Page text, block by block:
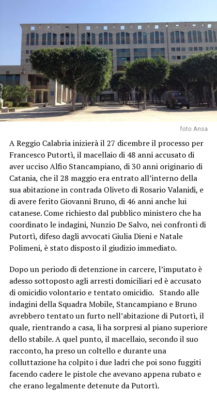
foto Ansa
A Reggio Calabria inizierà il 27 dicembre il processo per
Francesco Putortì, il macellaio di 48 anni accusato di
aver ucciso Alfio Stancampiano, di 30 anni originario di
Catania, che il 28 maggio era entrato all’interno della
sua abitazione in contrada Oliveto di Rosario Valanidi, e
di avere ferito Giovanni Bruno, di 46 anni anche lui
catanese. Come richiesto dal pubblico ministero che ha
coordinato le indagini, Nunzio De Salvo, nei confronti di
Putortì, difeso dagli avvocati Giulia Dieni e Natale
Polimeni, è stato disposto il giudizio immediato.
Dopo un periodo di detenzione in carcere, l’imputato è
adesso sottoposto agli arresti domiciliari ed è accusato
di omicidio volontario e tentato omicidio. Stando alle
indagini della Squadra Mobile, Stancampiano e Bruno
avrebbero tentato un furto nell’abitazione di Putortì, il
quale, rientrando a casa, li ha sorpresi al piano superiore
dello stabile. A quel punto, il macellaio, secondo il suo
racconto, ha preso un coltello e durante una
colluttazione ha colpito i due ladri che poi sono fuggiti
facendo cadere le pistole che avevano appena rubato e
che erano legalmente detenute da Putortì.